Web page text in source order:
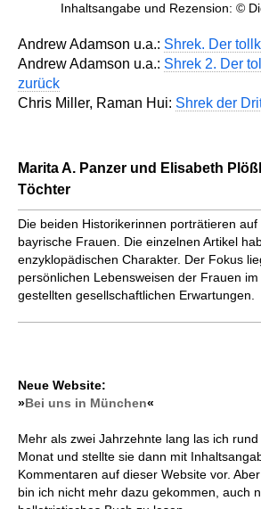
Inhaltsangabe und Rezension: ©
Andrew Adamson u.a.: Shrek. Der
Andrew Adamson u.a.: Shrek 2. Der
zurück
Chris Miller, Raman Hui: Shrek der
Marita A. Panzer und Elisabeth
Töchter
Die beiden Historikerinnen porträtieren
bayrische Frauen. Die einzelnen Artikel
enzyklopädischen Charakter. Der Fokus
persönlichen Lebensweisen der Frauen
gestellten gesellschaftlichen Erwartungen.
Neue Website:
»Bei uns in München«
Mehr als zwei Jahrzehnte lang las ich
Monat und stellte sie dann mit
Kommentaren auf dieser Website vor.
bin ich nicht mehr dazu gekommen, auch